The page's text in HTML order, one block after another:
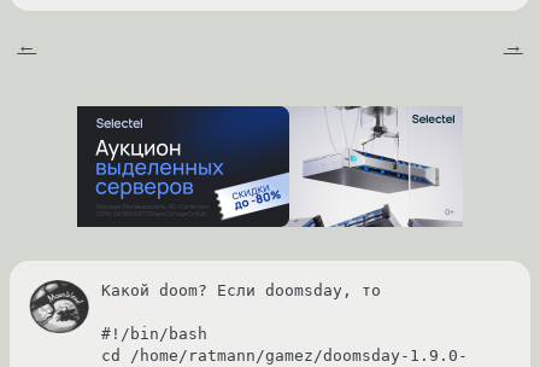
← →
Какой doom? Если doomsday, то
#!/bin/bash
cd /home/ratmann/gamez/doomsday-1.9.0-